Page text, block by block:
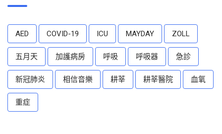
AED COVID-19 ICU MAYDAY ZOLL
五月天 加護病房 呼吸 呼吸器 急診
新冠肺炎 相信音樂 耕莘 耕莘醫院 血氧
重症